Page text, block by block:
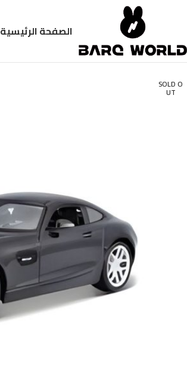
الصفحة الرئيسية
SOLD O
UT